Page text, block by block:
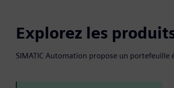
Explorez les
SIMATIC Automation propose un